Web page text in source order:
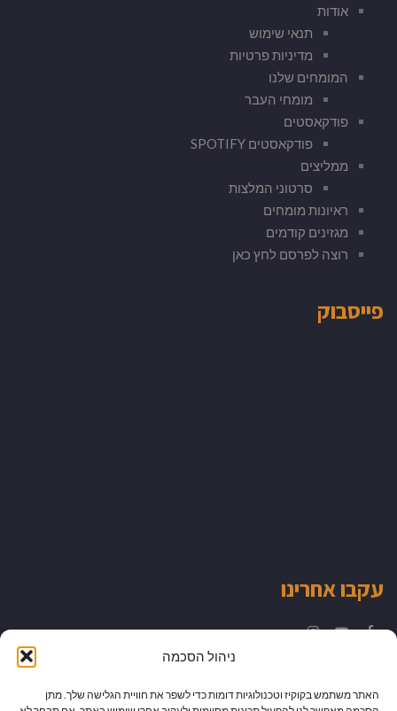
ניהול הסכמה
האתר משתמש בקוקיז וטכנולוגיות דומות כדי לשפר את חוויית הגלישה שלך. מתן
אודות
תנאי שימוש
מדיניות פרטיות
המומחים שלנו
מומחי העבר
פודקאסטים
פודקאסטים SPOTIFY
ממליצים
סרטוני המלצות
ראיונות מומחים
מגזינים קודמים
רוצה לפרסם לחץ כאן
פייסבוק
עקבו אחרינו